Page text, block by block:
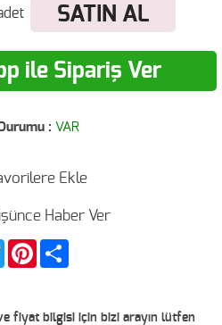
SATIN AL
ile Sipariş Ver
: VAR
Ekle
Haber Ver
Twitter Pinterest
fiyat bilgisi için bizi arayın lütfen